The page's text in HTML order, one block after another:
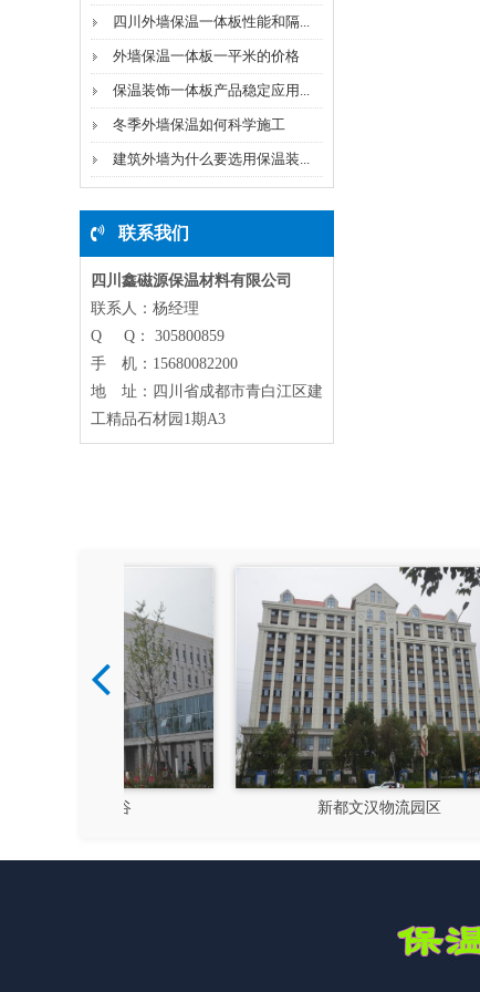
四川外墙保温一体板性能和隔...
外墙保温一体板一平米的价格
保温装饰一体板产品稳定应用...
冬季外墙保温如何科学施工
建筑外墙为什么要选用保温装...
联系我们
四川鑫磁源保温材料有限公司
联系人：杨经理
Q Q： 305800859
手 机：15680082200
地 址：四川省成都市青白江区建
工精品石材园1期A3
新都文汉物流园区